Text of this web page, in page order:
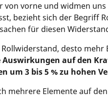
von vorne und widmen
bezieht sich der Begriff
für diesen
Rollwiderstand, desto
Auswirkungen auf den
um 3 bis 5 % zu hohen
mehrere Elemente auf den